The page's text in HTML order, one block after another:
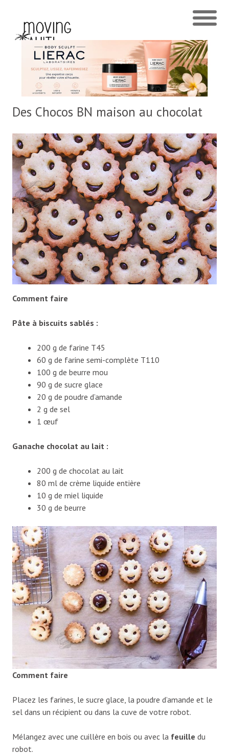
Des Chocos BN maison au chocolat
Comment faire
Pâte à biscuits sablés :
200 g de farine T45
60 g de farine semi-complète T110
100 g de beurre mou
90 g de sucre glace
20 g de poudre d’amande
2 g de sel
1 œuf
Ganache chocolat au lait :
200 g de chocolat au lait
80 ml de crème liquide entière
10 g de miel liquide
30 g de beurre
Comment faire
Placez les farines, le sucre glace, la poudre d’amande et le
sel dans un récipient ou dans la cuve de votre robot.
Mélangez avec une cuillère en bois ou avec la feuille du
robot.